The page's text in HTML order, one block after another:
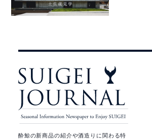
ピ
ッ
ク
ア
ッ
プ
情
酔鯨の新商品の紹介や酒造りに関わる特